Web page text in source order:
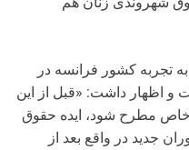
تجربه کشور فرانسه در
اظهار داشت: «قبل از این
مطرح شود، ایده حقوق
جدید در واقع بعد از